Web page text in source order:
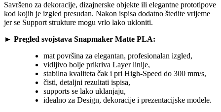
Savršeno za dekoracije, dizajnerske objekte ili elegantne prototipove
kod kojih je izgled presudan. Nakon ispisa dodatno štedite vrijeme
jer se Support strukture mogu vrlo lako ukloniti.
► Pregled svojstava Snapmaker Matte PLA:
mat površina za elegantan, profesionalan izgled,
vidljivo bolje prikriva Layer linije,
stabilna kvaliteta čak i pri High-Speed do 300 mm/s,
čisti, detaljni rezultati ispisa,
supports se lako uklanjaju,
idealno za Design, dekoracije i prezentacijske modele.